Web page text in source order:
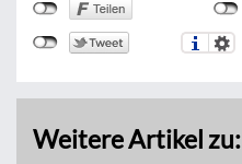
Weitere Artikel zu: